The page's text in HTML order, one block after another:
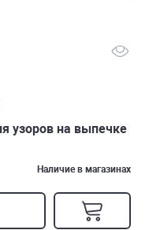
узоров на выпечке
Наличие в магазинах